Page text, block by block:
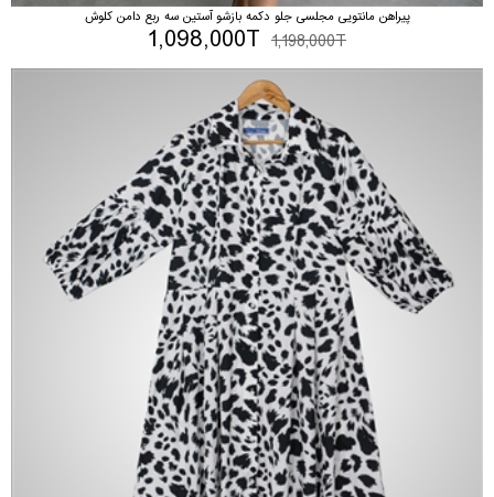
پیراهن مانتویی مجلسی جلو دکمه بازشو آستین سه ربع دامن کلوش
1,198,000T
1,098,000T